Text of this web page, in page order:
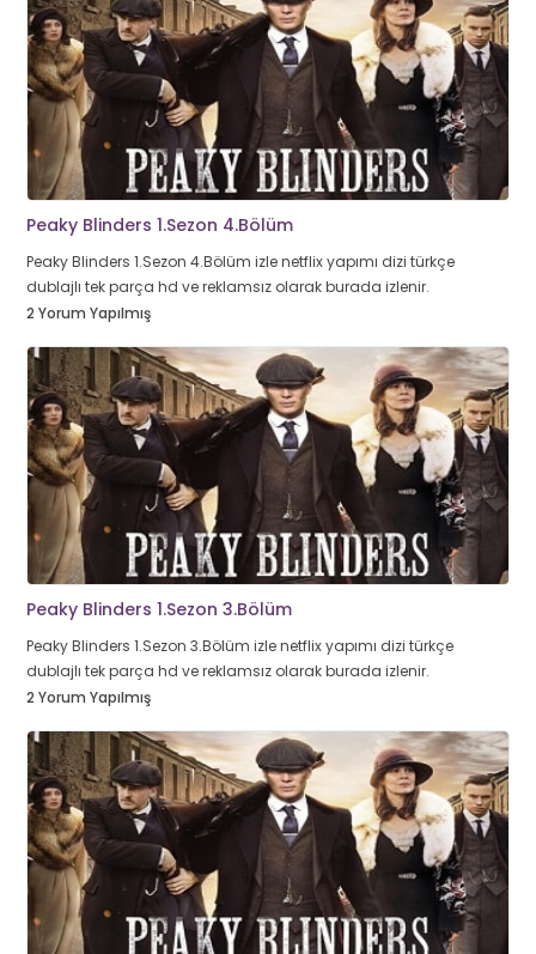
Peaky Blinders 1.Sezon 4.Bölüm
Peaky Blinders 1.Sezon 4.Bölüm izle netflix yapımı dizi türkçe
dublajlı tek parça hd ve reklamsız olarak burada izlenir.
2 Yorum Yapılmış
Peaky Blinders 1.Sezon 3.Bölüm
Peaky Blinders 1.Sezon 3.Bölüm izle netflix yapımı dizi türkçe
dublajlı tek parça hd ve reklamsız olarak burada izlenir.
2 Yorum Yapılmış